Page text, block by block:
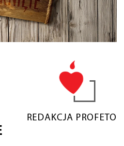
REDAKCJA PROFETO